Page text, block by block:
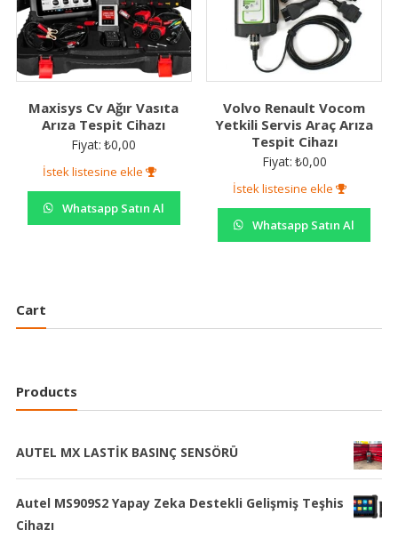
Maxisys Cv Ağır Vasıta
Arıza Tespit Cihazı
Fiyat: ₺0,00
İstek listesine ekle
Whatsapp Satın Al
Volvo Renault Vocom
Yetkili Servis Araç Arıza
Tespit Cihazı
Fiyat: ₺0,00
İstek listesine ekle
Whatsapp Satın Al
Cart
Products
AUTEL MX LASTİK BASINÇ SENSÖRÜ
Autel MS909S2 Yapay Zeka Destekli Gelişmiş Teşhis
Cihazı